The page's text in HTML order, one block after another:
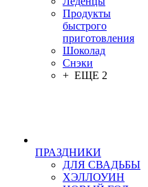
Продукты
быстрого
приготовления
Шоколад
Снэки
+ ЕЩЕ 2
ПРАЗДНИКИ
ДЛЯ СВАДЬБЫ
ХЭЛЛОУИН